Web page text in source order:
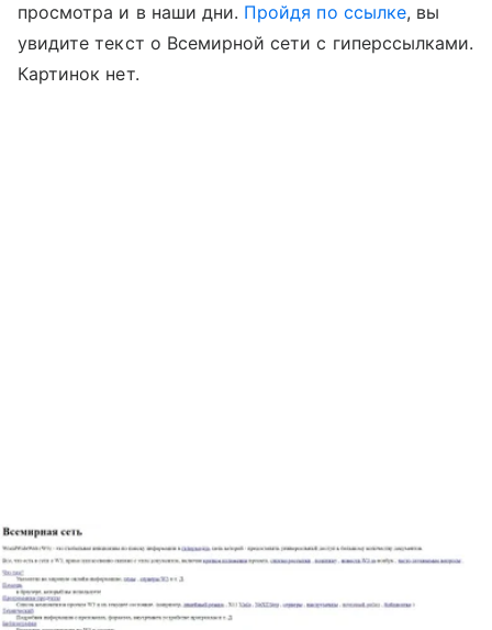
просмотра и в наши дни. Пройдя по ссылке, вы
увидите текст о Всемирной сети с гиперссылками.
Картинок нет.